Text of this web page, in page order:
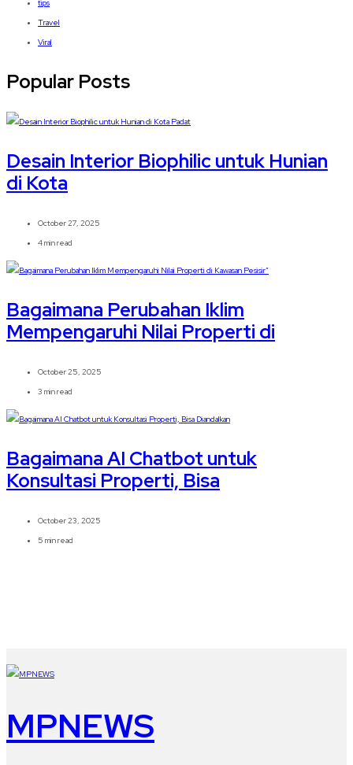
tips
Travel
Viral
Popular Posts
Desain Interior Biophilic untuk Hunian
di Kota
October 27, 2025
4 min read
Bagaimana Perubahan Iklim
Mempengaruhi Nilai Properti di
October 25, 2025
3 min read
Bagaimana AI Chatbot untuk
Konsultasi Properti, Bisa
October 23, 2025
5 min read
MPNEWS